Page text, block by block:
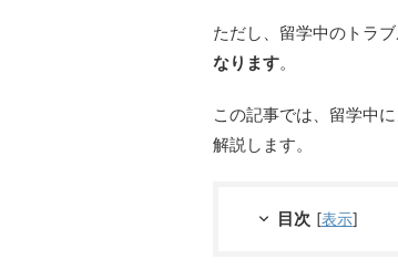
ただし、留学中のトラ
なります。
この記事では、留学中
解説します。
目次 [表示]